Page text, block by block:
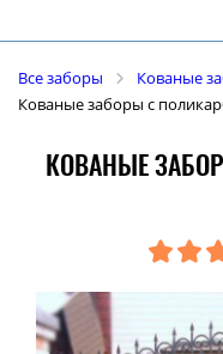
Все заборы
Кованые
Кованые заборы с
КОВАНЫЕ